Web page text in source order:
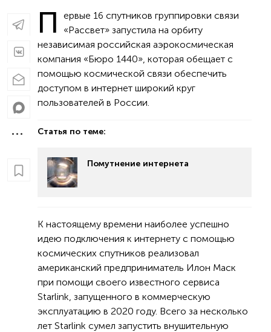
П
ервые 16 спутников группировки связи
«Рассвет» запустила на орбиту
независимая российская аэрокосмическая
компания «Бюро 1440», которая обещает с
помощью космической связи обеспечить
доступом в интернет широкий круг
пользователей в России.
Статья по теме:
Помутнение интернета
К настоящему времени наиболее успешно
идею подключения к интернету с помощью
космических спутников реализовал
американский предприниматель Илон Маск
при помощи своего известного сервиса
Starlink, запущенного в коммерческую
эксплуатацию в 2020 году. Всего за несколько
лет Starlink сумел запустить внушительную